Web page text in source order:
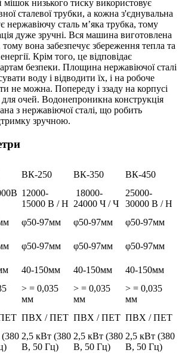
низького тиску використовує
сталевої трубки, а кожна з'єднувальна
нержавіючу сталь м’яка трубка, тому
дуже зручні. Вся машина виготовлена
тому вона забезпечує збереження тепла та
Крім того, це відповідає
безпеки. Площина нержавіючої сталі
воду і відводити їх, і на робоче
не можна. Попереду і ззаду на корпусі
для очей. Водонепроникна конструкція
з нержавіючої сталі, що робить
зручною.
ВК-250 ВК-350 ВК-450
12000-
15000 B / H
18000-
24000 Ч / Ч
25000-
30000 B / H
φ50-97мм φ50-97мм
φ50-97мм
φ50-97мм φ50-97мм
φ50-97мм
40-150мм 40-150мм
40-150мм
> = 0,035
мм
> = 0,035
мм
> = 0,035
мм
ПВХ / ПЕТ ПВХ / ПЕТ ПВХ / ПЕТ
2,5 кВт (380
В, 50 Гц)
2,5 кВт (380
В, 50 Гц)
2,5 кВт (380
В, 50 Гц)